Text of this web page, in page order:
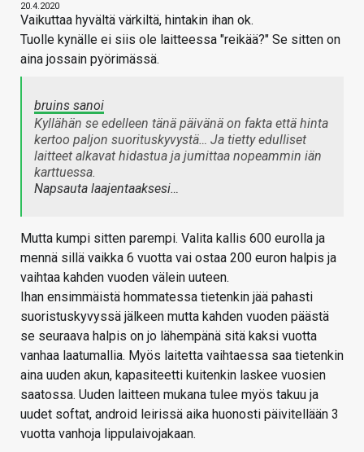
20.4.2020
Vaikuttaa hyvältä värkiltä, hintakin ihan ok.
Tuolle kynälle ei siis ole laitteessa "reikää?" Se sitten on
aina jossain pyörimässä.
bruins sanoi
Kyllähän se edelleen tänä päivänä on fakta että hinta
kertoo paljon suorituskyvystä… Ja tietty edulliset
laitteet alkavat hidastua ja jumittaa nopeammin iän
karttuessa.
Napsauta laajentaaksesi…
Mutta kumpi sitten parempi. Valita kallis 600 eurolla ja
mennä sillä vaikka 6 vuotta vai ostaa 200 euron halpis ja
vaihtaa kahden vuoden välein uuteen.
Ihan ensimmäistä hommatessa tietenkin jää pahasti
suoristuskyvyssä jälkeen mutta kahden vuoden päästä
se seuraava halpis on jo lähempänä sitä kaksi vuotta
vanhaa laatumallia. Myös laitetta vaihtaessa saa tietenkin
aina uuden akun, kapasiteetti kuitenkin laskee vuosien
saatossa. Uuden laitteen mukana tulee myös takuu ja
uudet softat, android leirissä aika huonosti päivitellään 3
vuotta vanhoja lippulaivojakaan.